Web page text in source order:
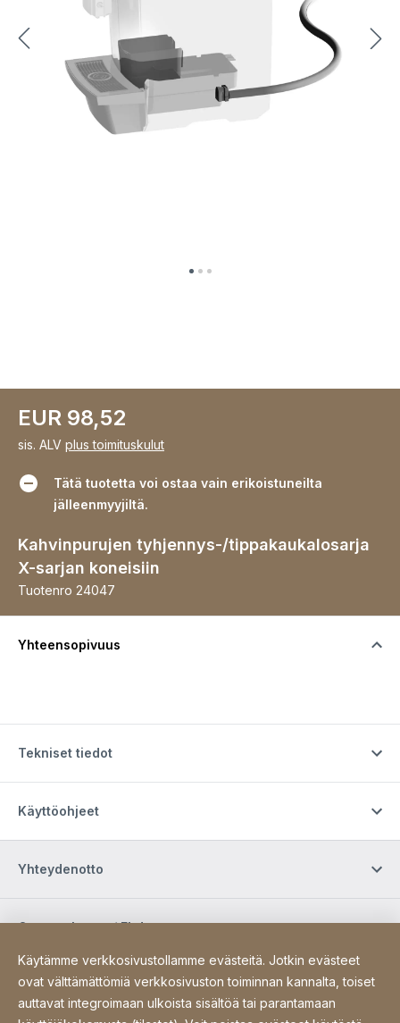
EUR 98,52
sis. ALV plus toimituskulut
Tätä tuotetta voi ostaa vain erikoistuneilta
jälleenmyyjiltä.
Kahvinpurujen tyhjennys-/tippakaukalosarja
X-sarjan koneisiin
Tuotenro 24047
Yhteensopivuus
Tekniset tiedot
Käyttöohjeet
Yhteydenotto
Osta verkossa / Ehdot
Sosiaalinen media
Käytämme verkkosivustollamme evästeitä. Jotkin evästeet
ovat välttämättömiä verkkosivuston toiminnan kannalta, toiset
auttavat integroimaan ulkoista sisältöä tai parantamaan